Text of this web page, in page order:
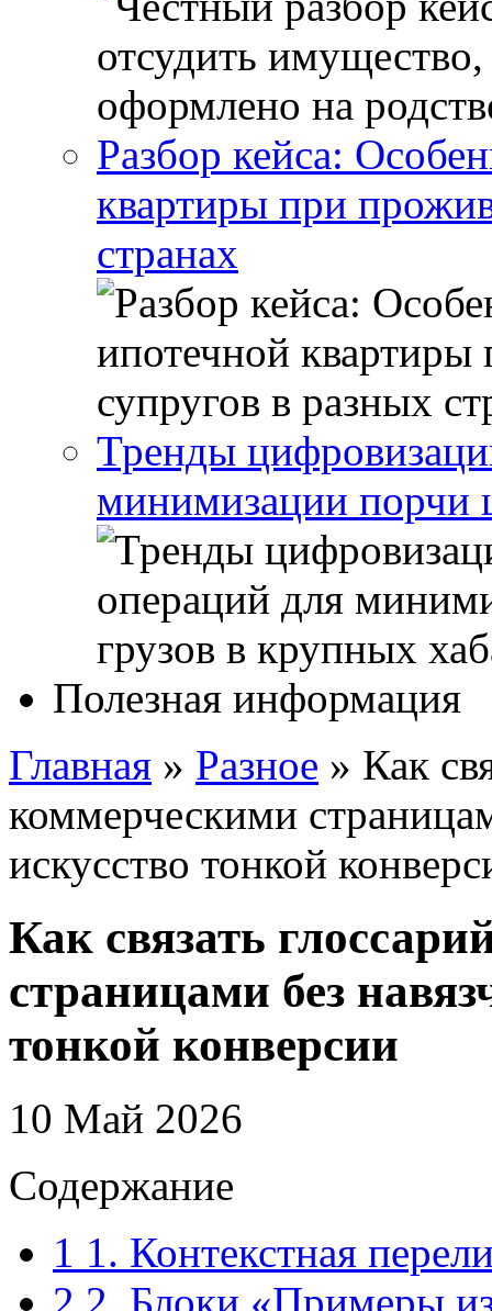
Разбор кейса:
квартиры при
странах
Тренды
минимизации порчи
Полезная информация
Главная » Разное » Как
коммерческими
искусство тонкой
Как связать
страницами без
тонкой конверсии
10 Май 2026
Содержание
1 1. Контекстная
2 2. Блоки «Примеры